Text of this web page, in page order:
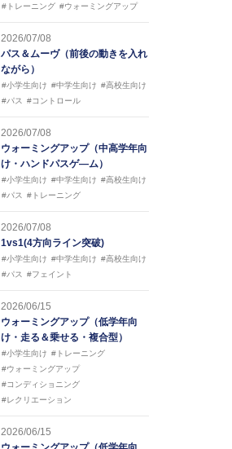
#トレーニング #ウォーミングアップ
2026/07/08
パス＆ムーヴ（前後の動きを入れ
ながら）
#小学生向け #中学生向け #高校生向け
#パス
#コントロール
2026/07/08
ウォーミングアップ（中高学年向
け・ハンドパスゲ―ム）
#小学生向け #中学生向け #高校生向け
#パス
#トレーニング
2026/07/08
1vs1(4方向ライン突破)
#小学生向け #中学生向け #高校生向け
#パス
#フェイント
2026/06/15
ウォーミングアップ（低学年向
け・走る＆乗せる・複合型）
#小学生向け #トレーニング
#ウォーミングアップ
#コンディショニング
#レクリエーション
2026/06/15